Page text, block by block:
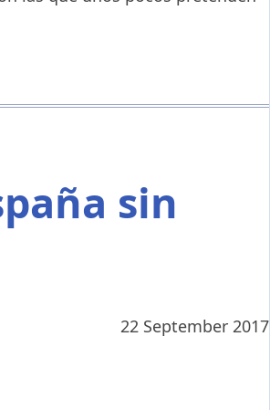
sin
22 September 2017